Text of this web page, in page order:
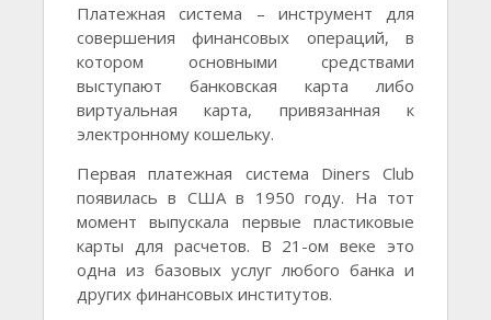
Платежная система – инструмент для
совершения финансовых операций, в
котором основными средствами
выступают банковская карта либо
виртуальная карта, привязанная к
электронному кошельку.
Первая платежная система Diners Club
появилась в США в 1950 году. На тот
момент выпускала первые пластиковые
карты для расчетов. В 21-ом веке это
одна из базовых услуг любого банка и
других финансовых институтов.